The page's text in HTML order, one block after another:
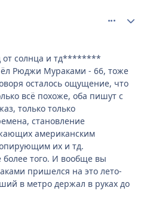
от солнца и тд********
Рюджи Мураками - 66, тоже
осталось ощущение, что
всё похоже, оба пишут с
только только
становление
американским
их и тд.
того. И вообще вы
пришелся на это лето-
в метро держал в руках до